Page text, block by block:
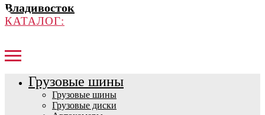
Владивосток
КАТАЛОГ:
Грузовые шины
Грузовые шины
Грузовые диски